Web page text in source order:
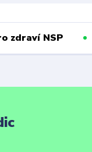
zdraví NSP